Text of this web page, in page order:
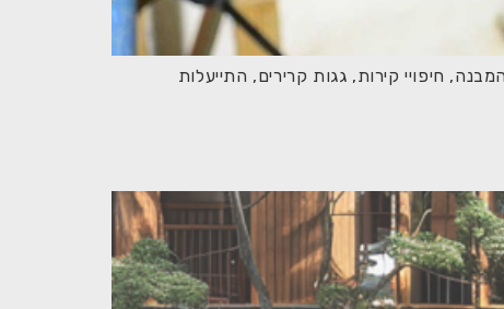
חיפויי קירות, גגות קרירים, התייעלות